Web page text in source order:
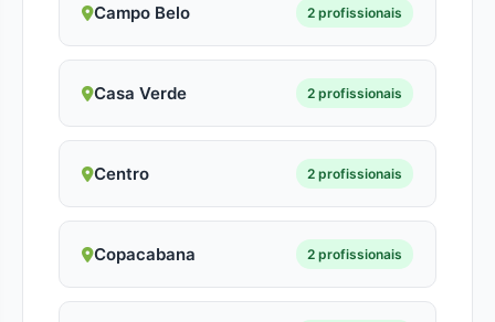
Campo Belo 2 profissionais
Casa Verde 2 profissionais
Centro 2 profissionais
Copacabana 2 profissionais